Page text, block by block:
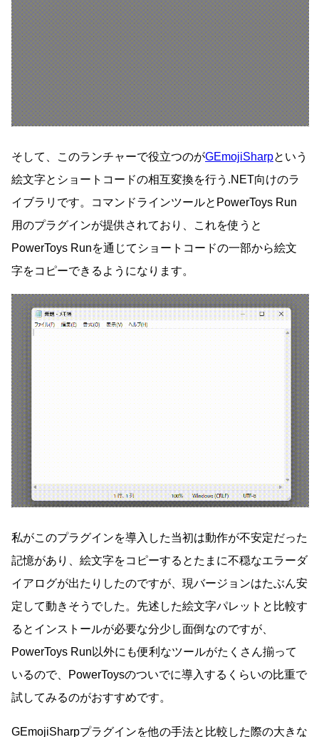
そして、このランチャーで役立つのがGEmojiSharpという
絵文字とショートコードの相互変換を行う.NET向けのラ
イブラリです。コマンドラインツールとPowerToys Run
用のプラグインが提供されており、これを使うと
PowerToys Runを通じてショートコードの一部から絵文
字をコピーできるようになります。
私がこのプラグインを導入した当初は動作が不安定だった
記憶があり、絵文字をコピーするとたまに不穏なエラーダ
イアログが出たりしたのですが、現バージョンはたぶん安
定して動きそうでした。先述した絵文字パレットと比較す
るとインストールが必要な分少し面倒なのですが、
PowerToys Run以外にも便利なツールがたくさん揃って
いるので、PowerToysのついでに導入するくらいの比重で
試してみるのがおすすめです。
GEmojiSharpプラグインを他の手法と比較した際の大きな